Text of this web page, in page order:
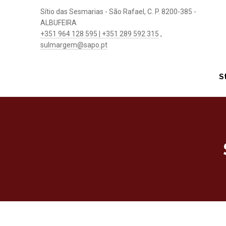
Sítio das Sesmarias - São Rafael, C. P. 8200-385 -
ALBUFEIRA
+351 964 128 595 | +351 289 592 315 ,
sulmargem@sapo.pt